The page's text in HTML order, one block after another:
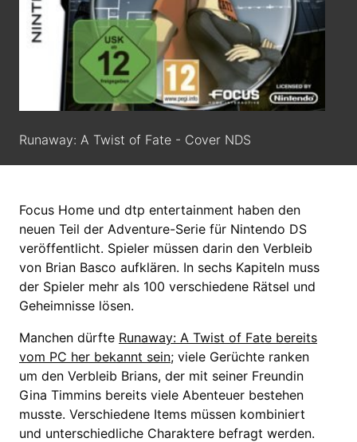
Runaway: A Twist of Fate - Cover NDS
Focus Home und dtp entertainment haben den
neuen Teil der Adventure-Serie für Nintendo DS
veröffentlicht. Spieler müssen darin den Verbleib
von Brian Basco aufklären. In sechs Kapiteln muss
der Spieler mehr als 100 verschiedene Rätsel und
Geheimnisse lösen.
Manchen dürfte Runaway: A Twist of Fate bereits
vom PC her bekannt sein; viele Gerüchte ranken
um den Verbleib Brians, der mit seiner Freundin
Gina Timmins bereits viele Abenteuer bestehen
musste. Verschiedene Items müssen kombiniert
und unterschiedliche Charaktere befragt werden.